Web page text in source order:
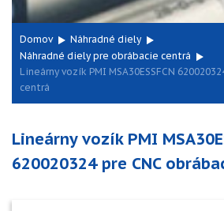
Domov
Náhradné diely
Náhradné diely pre obrábacie centrá
Lineárny vozík PMI MSA30ESSFCN
centrá
Lineárny vozík PMI
620020324 pre CNC